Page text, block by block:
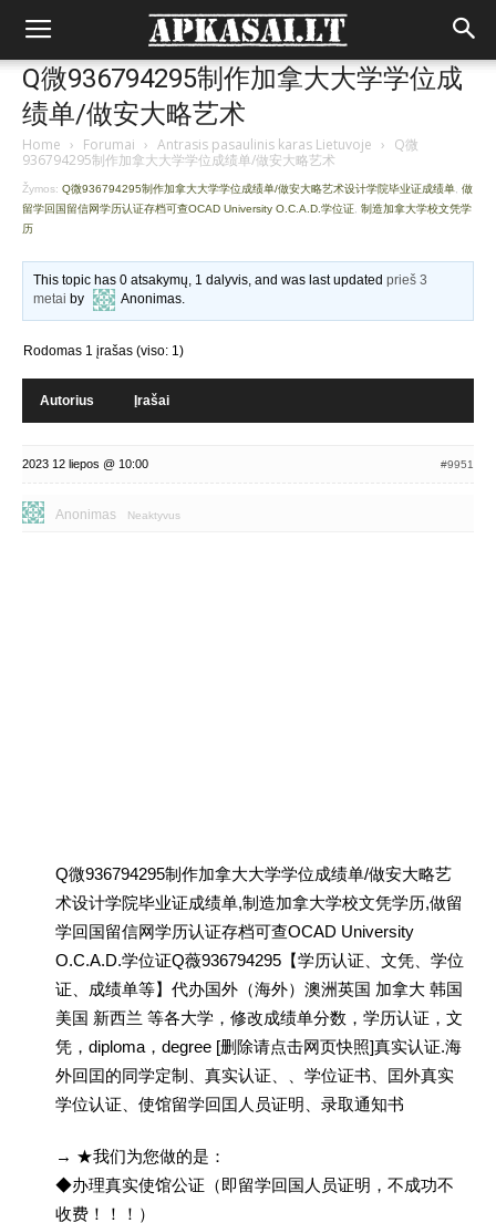
Q微936794295制作加拿大大学学位成
绩单/做安大略艺术
Home › Forumai › Antrasis pasaulinis karas Lietuvoje › Q微
936794295制作加拿大大学学位成绩单/做安大略艺术
Žymos: Q微936794295制作加拿大大学学位成绩单/做安大略艺术设计学院毕业证成绩单 做
留学回国留信网学历认证存档可查OCAD University O.C.A.D.学位证 制造加拿大学校文凭学
历
This topic has 0 atsakymų, 1 dalyvis, and was last updatedprieš 3
metai by Anonimas.
Rodomas 1 įrašas (viso: 1)
Autorius Įrašai
2023 12 liepos @ 10:00 #9951
Anonimas Neaktyvus
Q微936794295制作加拿大大学学位成绩单/做安大略艺
术设计学院毕业证成绩单,制造加拿大学校文凭学历,做留
学回国留信网学历认证存档可查OCAD University
O.C.A.D.学位证Q薇936794295【学历认证、文凭、学位
证、成绩单等】代办国外（海外）澳洲英国 加拿大 韩国
美国 新西兰 等各大学，修改成绩单分数，学历认证，文
凭，diploma，degree [删除请点击网页快照]真实认证.海
外回囯的同学定制、真实认证、、学位证书、囯外真实
学位认证、使馆留学回囯人员证明、录取通知书
→ ★我们为您做的是：
◆办理真实使馆公证（即留学回国人员证明，不成功不
收费！！！）